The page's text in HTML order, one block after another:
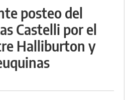
posteo del
Castelli por el
Halliburton y